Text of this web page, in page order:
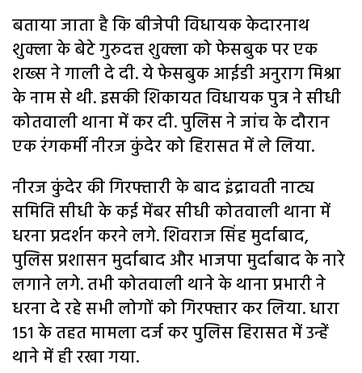
बताया जाता है कि बीजेपी विधायक केदारनाथ
शुक्ला के बेटे गुरुदत्त शुक्ला को फेसबुक पर एक
शख्स ने गाली दे दी. ये फेसबुक आईडी अनुराग मिश्रा
के नाम से थी. इसकी शिकायत विधायक पुत्र ने सीधी
कोतवाली थाना में कर दी. पुलिस ने जांच के दौरान
एक रंगकर्मी नीरज कुंदेर को हिरासत में ले लिया.
नीरज कुंदेर की गिरफ्तारी के बाद इंद्रावती नाट्य
समिति सीधी के कई मेंबर सीधी कोतवाली थाना में
धरना प्रदर्शन करने लगे. शिवराज सिंह मुर्दाबाद,
पुलिस प्रशासन मुर्दाबाद और भाजपा मुर्दाबाद के नारे
लगाने लगे. तभी कोतवाली थाने के थाना प्रभारी ने
धरना दे रहे सभी लोगों को गिरफ्तार कर लिया. धारा
151 के तहत मामला दर्ज कर पुलिस हिरासत में उन्हें
थाने में ही रखा गया.